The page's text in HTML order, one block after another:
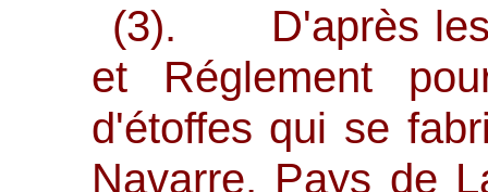
(3). D'après les
et Réglement
d'étoffes qui se
Navarre, Pays de